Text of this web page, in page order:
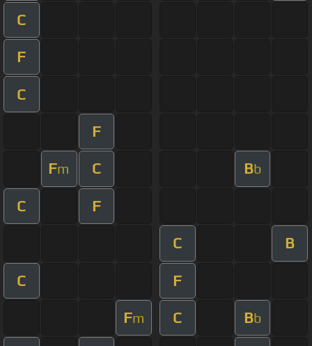
C
F
C
F
Fm C Bb
C F
C B
C F
Fm C Bb